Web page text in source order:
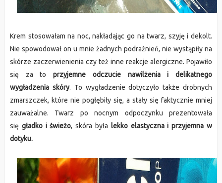
Krem stosowałam na noc, nakładając go na twarz, szyję i dekolt.
Nie spowodował on u mnie żadnych podrażnień, nie wystąpiły na
skórze zaczerwienienia czy też inne reakcje alergiczne. Pojawiło
się za toprzyjemne odczucie nawilżenia i delikatnego
wygładzenia skóry. To wygładzenie dotyczyło także drobnych
zmarszczek, które nie pogłębiły się, a stały się faktycznie mniej
zauważalne. Twarz po nocnym odpoczynku prezentowała
się gładko i świeżo, skóra była lekko elastyczna i przyjemna w
dotyku.